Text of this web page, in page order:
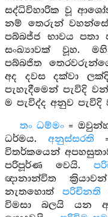
සද්ධිවිහාරික වූ
නම් තෙරුන්
පබ්බජ්ජ භාවය පතා
සංඛ්‍යාවක් වූහ.
පබ්බජිත
අද දවස දක්වා
පැහැදීමෙන් පැවිදි
ම පැවිද්ද අනුව
තං ධම්මං =
ධර්මය. අනුස්සරති
විතර්කයෙන්
පරිපූර්ණ වෙයි.
ඥානාන්විත
නැතහොත් පරිචිනති
විමසා බලයි යන